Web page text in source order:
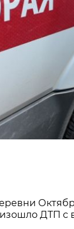
ДТП с